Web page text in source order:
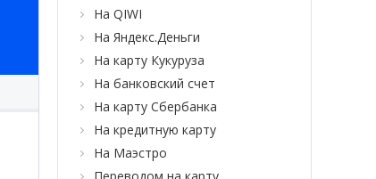
На QIWI
На Яндекс.Деньги
На карту Кукуруза
На банковский счет
На карту Сбербанка
На кредитную карту
На Маэстро